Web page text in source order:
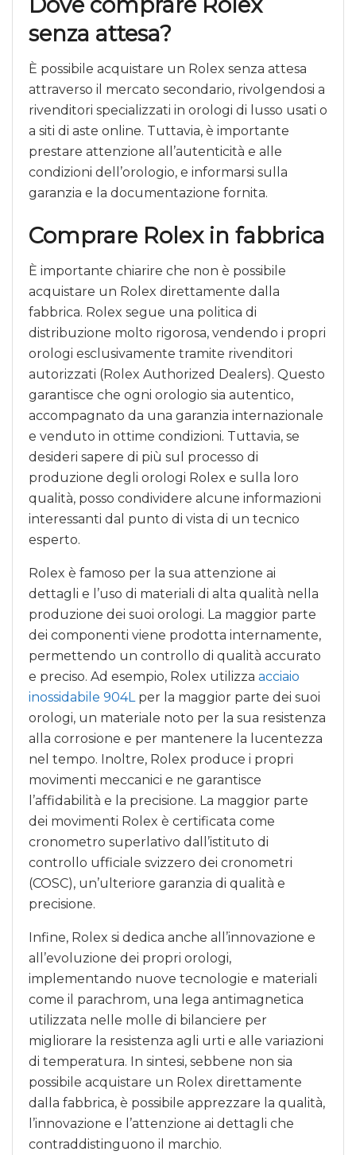
senza attesa?
È possibile acquistare un Rolex senza attesa
attraverso il mercato secondario, rivolgendosi a
rivenditori specializzati in orologi di lusso usati o
a siti di aste online. Tuttavia, è importante
prestare attenzione all’autenticità e alle
condizioni dell’orologio, e informarsi sulla
garanzia e la documentazione fornita.
Comprare Rolex in fabbrica
È importante chiarire che non è possibile
acquistare un Rolex direttamente dalla
fabbrica. Rolex segue una politica di
distribuzione molto rigorosa, vendendo i propri
orologi esclusivamente tramite rivenditori
autorizzati (Rolex Authorized Dealers). Questo
garantisce che ogni orologio sia autentico,
accompagnato da una garanzia internazionale
e venduto in ottime condizioni. Tuttavia, se
desideri sapere di più sul processo di
produzione degli orologi Rolex e sulla loro
qualità, posso condividere alcune informazioni
interessanti dal punto di vista di un tecnico
esperto.
Rolex è famoso per la sua attenzione ai
dettagli e l’uso di materiali di alta qualità nella
produzione dei suoi orologi. La maggior parte
dei componenti viene prodotta internamente,
permettendo un controllo di qualità accurato
e preciso. Ad esempio, Rolex utilizza acciaio
inossidabile 904Lper la maggior parte dei suoi
orologi, un materiale noto per la sua resistenza
alla corrosione e per mantenere la lucentezza
nel tempo. Inoltre, Rolex produce i propri
movimenti meccanici e ne garantisce
l’affidabilità e la precisione. La maggior parte
dei movimenti Rolex è certificata come
cronometro superlativo dall’istituto di
controllo ufficiale svizzero dei cronometri
(COSC), un’ulteriore garanzia di qualità e
precisione.
Infine, Rolex si dedica anche all’innovazione e
all’evoluzione dei propri orologi,
implementando nuove tecnologie e materiali
come il parachrom, una lega antimagnetica
utilizzata nelle molle di bilanciere per
migliorare la resistenza agli urti e alle variazioni
di temperatura. In sintesi, sebbene non sia
possibile acquistare un Rolex direttamente
dalla fabbrica, è possibile apprezzare la qualità,
l’innovazione e l’attenzione ai dettagli che
contraddistinguono il marchio.